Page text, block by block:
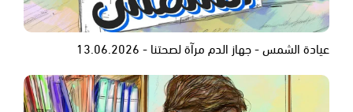
عيادة الشمس - جهاز الدم مرآة لصحتنا - 13.06.2026